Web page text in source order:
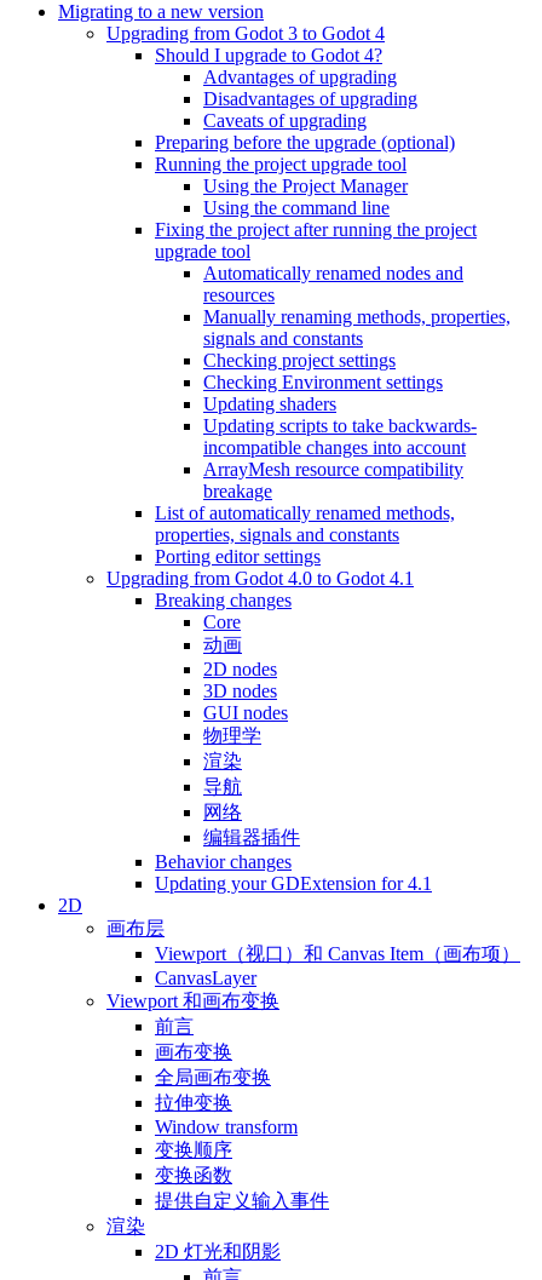
Migrating to a new version
Upgrading from Godot 3 to Godot 4
Should I upgrade to Godot 4?
Advantages of upgrading
Disadvantages of upgrading
Caveats of upgrading
Preparing before the upgrade (optional)
Running the project upgrade tool
Using the Project Manager
Using the command line
Fixing the project after running the project
upgrade tool
Automatically renamed nodes and
resources
Manually renaming methods, properties,
signals and constants
Checking project settings
Checking Environment settings
Updating shaders
Updating scripts to take backwards-
incompatible changes into account
ArrayMesh resource compatibility
breakage
List of automatically renamed methods,
properties, signals and constants
Porting editor settings
Upgrading from Godot 4.0 to Godot 4.1
Breaking changes
Core
动画
2D nodes
3D nodes
GUI nodes
物理学
渲染
导航
网络
编辑器插件
Behavior changes
Updating your GDExtension for 4.1
2D
画布层
Viewport（视口）和 Canvas Item（画布项）
CanvasLayer
Viewport 和画布变换
前言
画布变换
全局画布变换
拉伸变换
Window transform
变换顺序
变换函数
提供自定义输入事件
渲染
2D 灯光和阴影